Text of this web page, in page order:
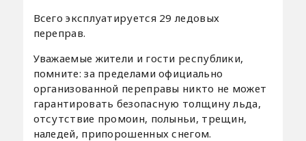
Всего эксплуатируется 29 ледовых
переправ.
Уважаемые жители и гости республики,
помните: за пределами официально
организованной переправы никто не может
гарантировать безопасную толщину льда,
отсутствие промоин, полыньи, трещин,
наледей, припорошенных снегом.